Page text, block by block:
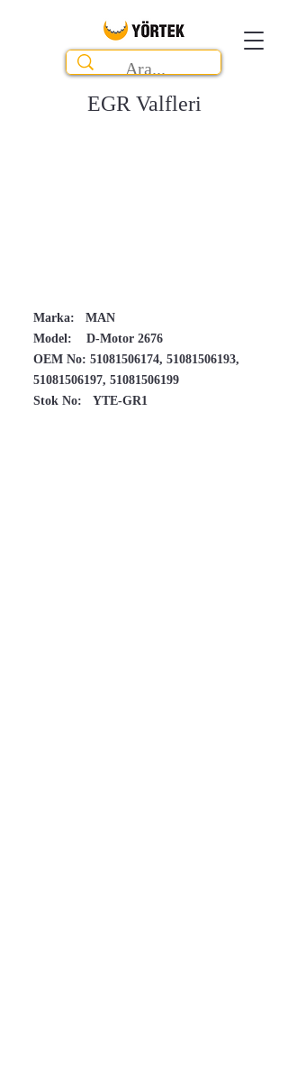
EGR Valfleri
Marka: MAN
Model: D-Motor 2676
OEM No: 51081506174, 51081506193,
51081506197, 51081506199
Stok No: YTE-GR1